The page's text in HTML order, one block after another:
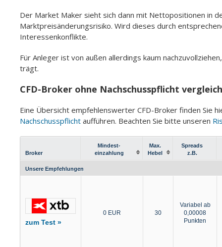
Der Market Maker sieht sich dann mit Nettopositionen in
Marktpreisänderungsrisiko. Wird dieses durch
Interessenkonflikte.
Für Anleger ist von außen allerdings kaum
trägt.
CFD-Broker ohne Nachschusspflicht
Eine Übersicht empfehlenswerter CFD-Broker finden Sie
Nachschusspflicht aufführen. Beachten Sie bitte unseren
Broker
Mindest-
einzahlung
Max.
Hebel
Spreads
z.B.
Unsere Empfehlungen
zum Test »
0 EUR 30
Variabel ab
0,00008
Punkten